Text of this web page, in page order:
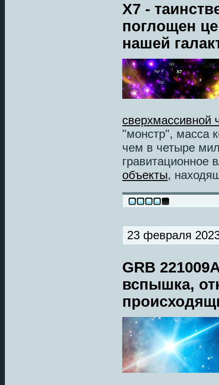
X7 -
поглощен
нашей
сверхмассивной
"монстр", масса
чем в четыре
гравитационное
объекты,
23 февраля
GRB
вспышка,